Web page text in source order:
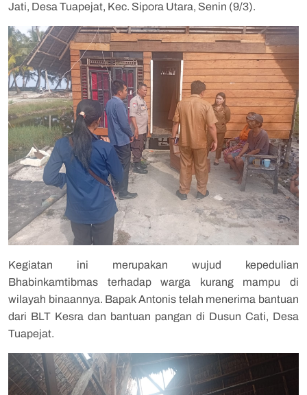
Jati, Desa Tuapejat, Kec. Sipora Utara, Senin (9/3).
Kegiatan ini merupakan wujud kepedulian
Bhabinkamtibmas terhadap warga kurang mampu di
wilayah binaannya. Bapak Antonis telah menerima bantuan
dari BLT Kesra dan bantuan pangan di Dusun Cati, Desa
Tuapejat.